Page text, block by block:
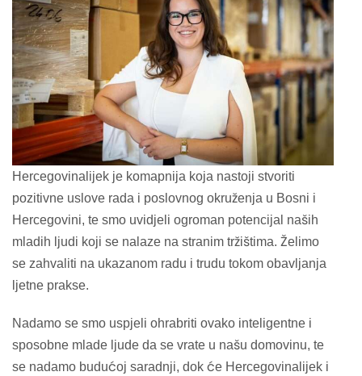
Hercegovinalijek je komapnija koja nastoji stvoriti
pozitivne uslove rada i poslovnog okruženja u Bosni i
Hercegovini, te smo uvidjeli ogroman potencijal naših
mladih ljudi koji se nalaze na stranim tržištima. Želimo
se zahvaliti na ukazanom radu i trudu tokom obavljanja
ljetne prakse.
Nadamo se smo uspjeli ohrabriti ovako inteligentne i
sposobne mlade ljude da se vrate u našu domovinu, te
se nadamo budućoj saradnji, dok će Hercegovinalijek i